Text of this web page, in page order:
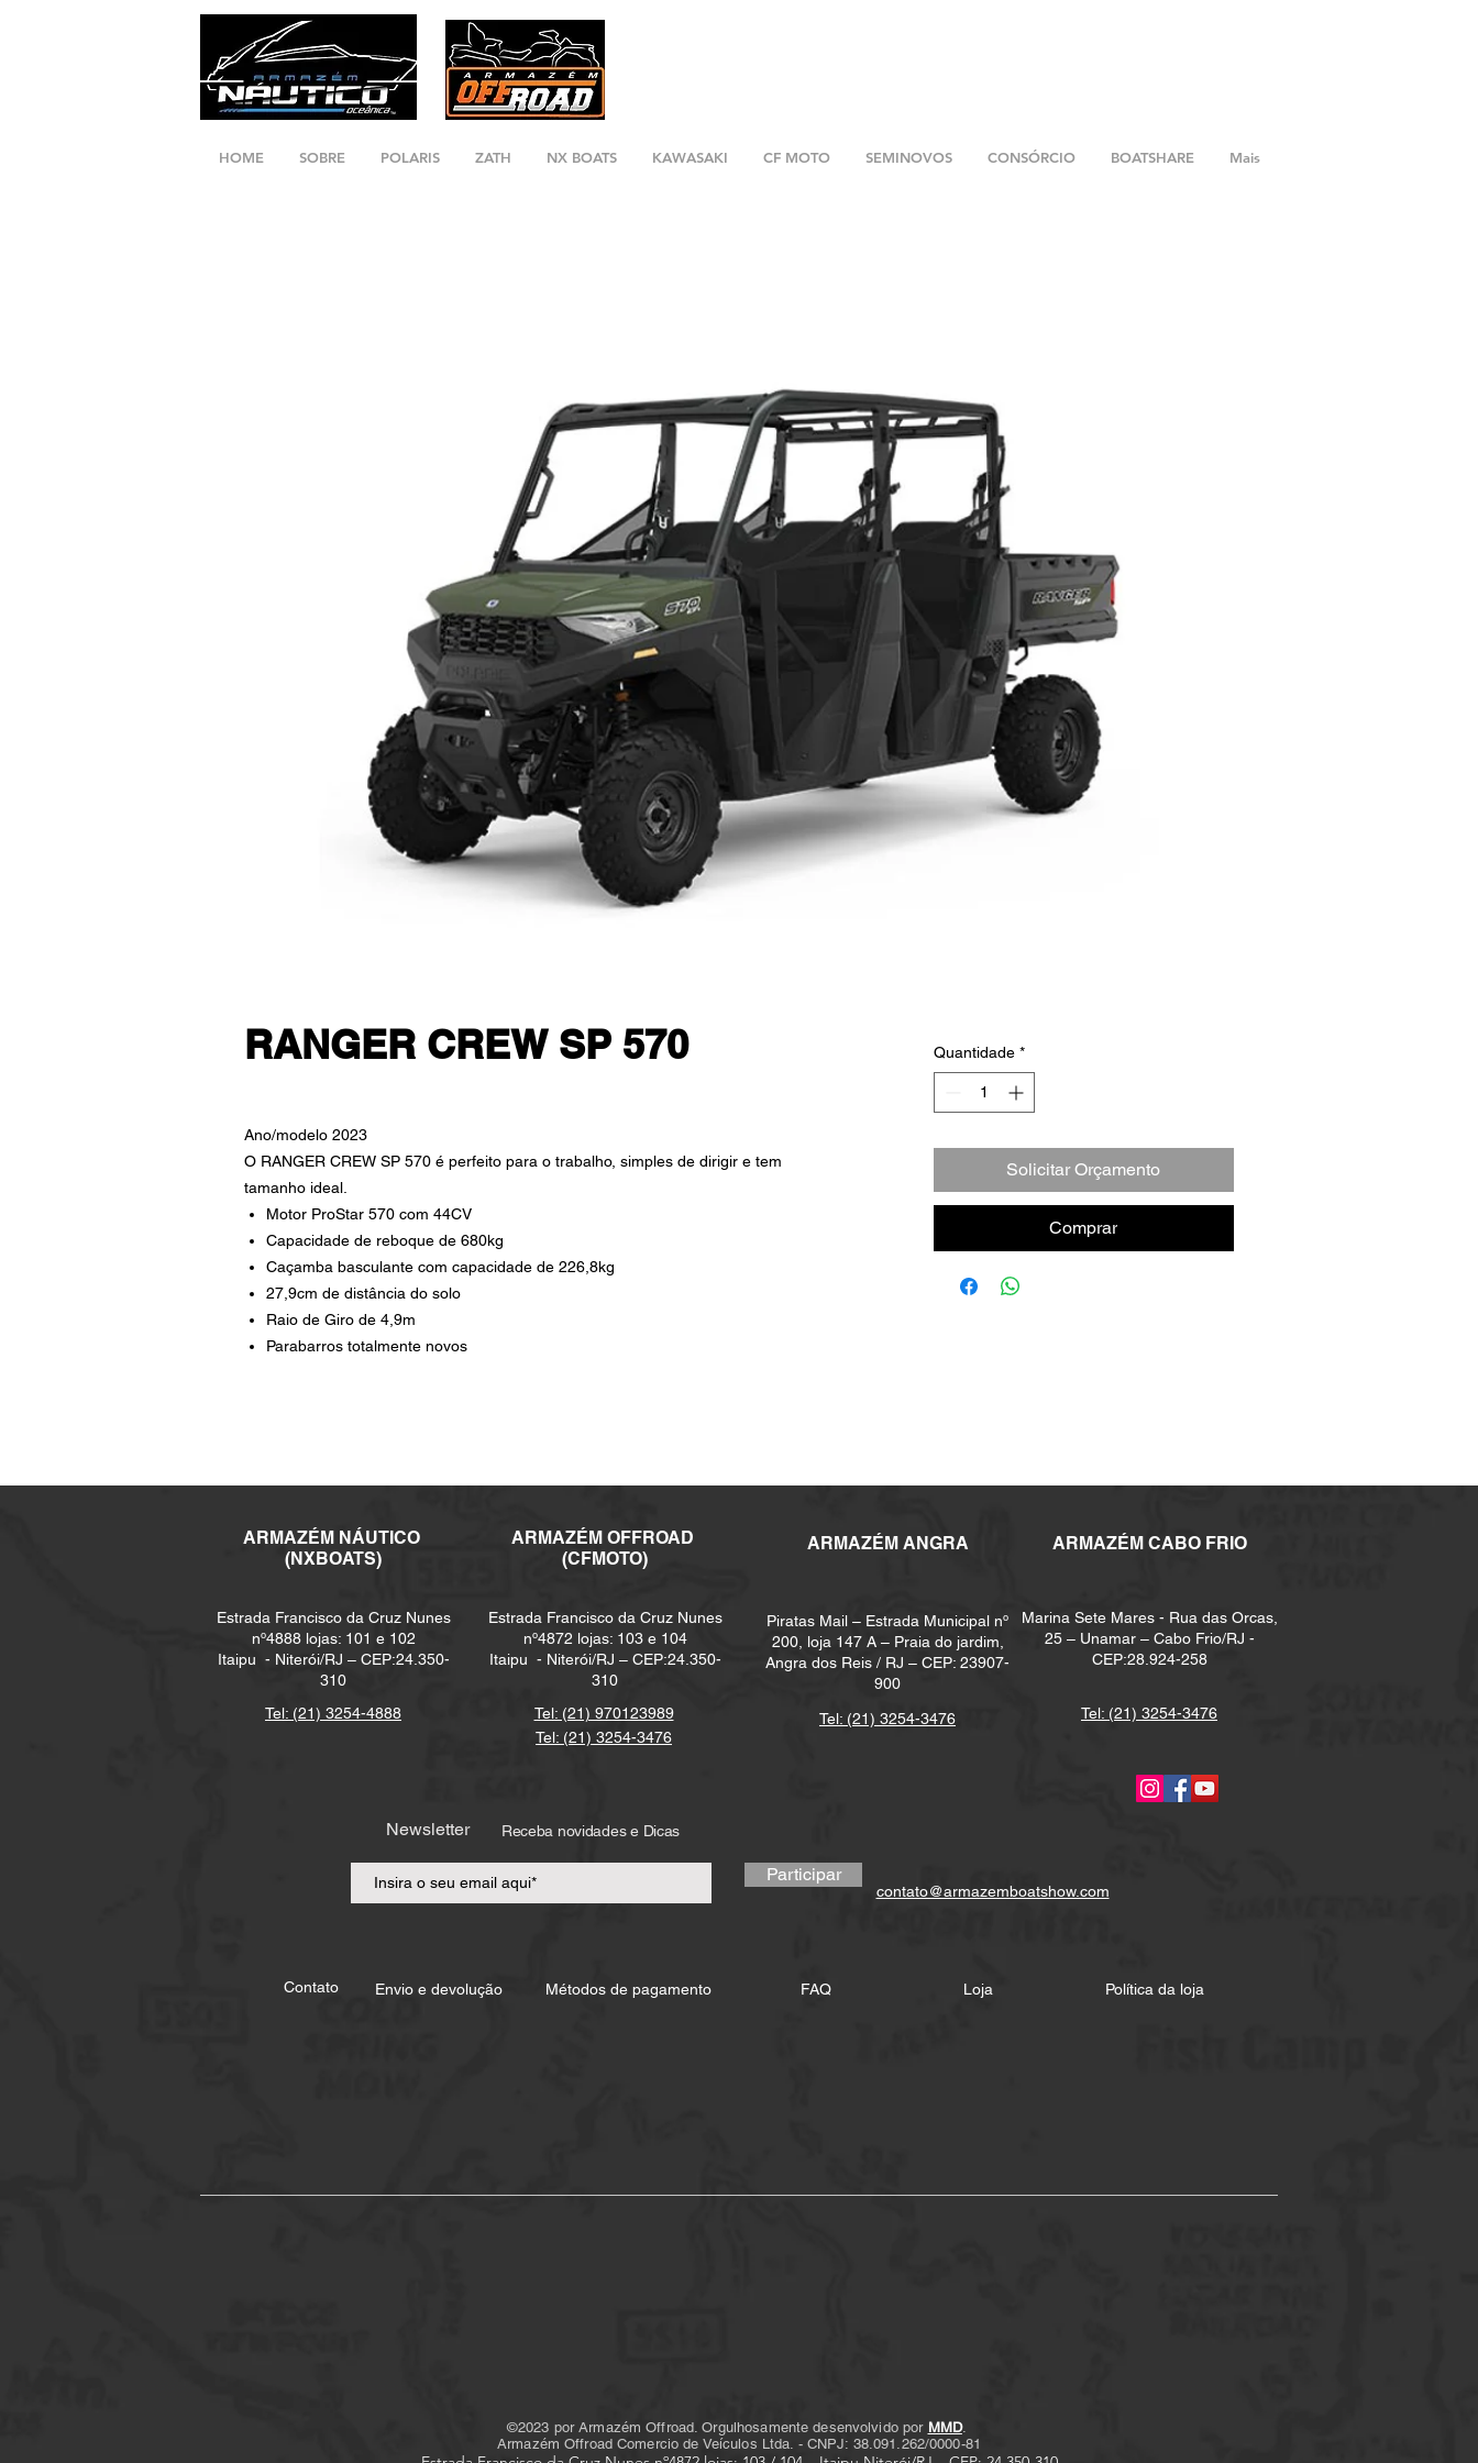
HOME SOBRE POLARIS ZATH NX BOATS KAWASAKI CF MOTO SEMINOVOS CONSÓRCIO BOATSHARE Mais
RANGER CREW SP 570
Ano/modelo 2023
O RANGER CREW SP 570 é perfeito para o trabalho, simples de dirigir e tem
tamanho ideal.
Motor ProStar 570 com 44CV
Capacidade de reboque de 680kg
Caçamba basculante com capacidade de 226,8kg
27,9cm de distância do solo
Raio de Giro de 4,9m
Parabarros totalmente novos
Quantidade *
Solicitar Orçamento
Comprar
ARMAZÉM NÁUTICO
(NXBOATS)
ARMAZÉM OFFROAD
(CFMOTO)
ARMAZÉM ANGRA ARMAZÉM CABO FRIO
Estrada Francisco da Cruz Nunes
nº4888 lojas: 101 e 102
Itaipu - Niterói/RJ – CEP:24.350-
310
Tel: (21) 3254-4888
Estrada Francisco da Cruz Nunes
nº4872 lojas: 103 e 104
Itaipu - Niterói/RJ – CEP:24.350-
310
Tel: (21) 970123989
Tel: (21) 3254-3476
Tel: (21) 3254-3476
Piratas Mail – Estrada Municipal nº
200, loja 147 A – Praia do jardim,
Angra dos Reis / RJ – CEP: 23907-
900
Marina Sete Mares - Rua das Orcas,
25 – Unamar – Cabo Frio/RJ -
CEP:28.924-258
Tel: (21) 3254-3476
Newsletter Receba novidades e Dicas
Participar
contato@armazemboatshow.com
Contato Envio e devolução Métodos de pagamento FAQ Loja Política da loja
©2023 por Armazém Offroad. Orgulhosamente desenvolvido por MMD.
Armazém Offroad Comercio de Veículos Ltda. - CNPJ: 38.091.262/0000-81